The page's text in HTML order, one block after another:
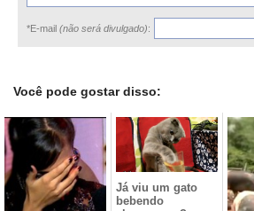
*E-mail (não será divulgado):
Você pode gostar disso:
Já viu um gato
bebendo